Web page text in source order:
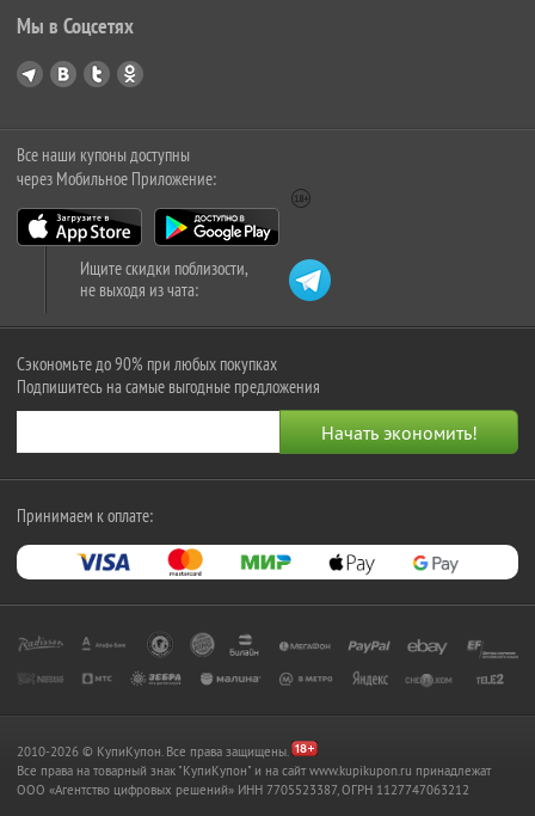
Мы в Соцсетях
Все наши купоны доступны
через Мобильное Приложение:
Ищите скидки поблизости,
не выходя из чата:
Сэкономьте до 90% при любых покупках
Подпишитесь на самые выгодные предложения
Принимаем к оплате:
2010-2026 © КупиКупон. Все права защищены.
Все права на товарный знак "КупиКупон" и на сайт www.kupikupon.ru принадлежат
OOO «Агентство цифровых решений» ИНН 7705523387, ОГРН 1127747063212